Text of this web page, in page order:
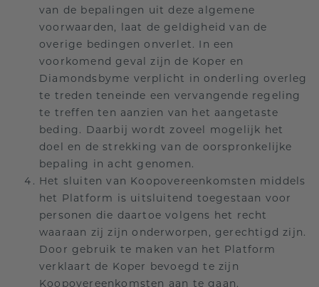
van de bepalingen uit deze algemene
voorwaarden, laat de geldigheid van de
overige bedingen onverlet. In een
voorkomend geval zijn de Koper en
Diamondsbyme verplicht in onderling overleg
te treden teneinde een vervangende regeling
te treffen ten aanzien van het aangetaste
beding. Daarbij wordt zoveel mogelijk het
doel en de strekking van de oorspronkelijke
bepaling in acht genomen.
Het sluiten van Koopovereenkomsten middels
het Platform is uitsluitend toegestaan voor
personen die daartoe volgens het recht
waaraan zij zijn onderworpen, gerechtigd zijn.
Door gebruik te maken van het Platform
verklaart de Koper bevoegd te zijn
Koopovereenkomsten aan te gaan.